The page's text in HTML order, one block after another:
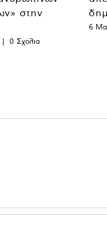
στην
| 0 Σχόλια
6